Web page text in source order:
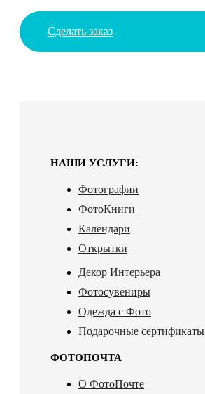
Сделать заказ
НАШИ УСЛУГИ:
Фотографии
ФотоКниги
Календари
Открытки
Декор Интерьера
Фотосувениры
Одежда с Фото
Подарочные сертификаты
ФОТОПОЧТА
О ФотоПочте